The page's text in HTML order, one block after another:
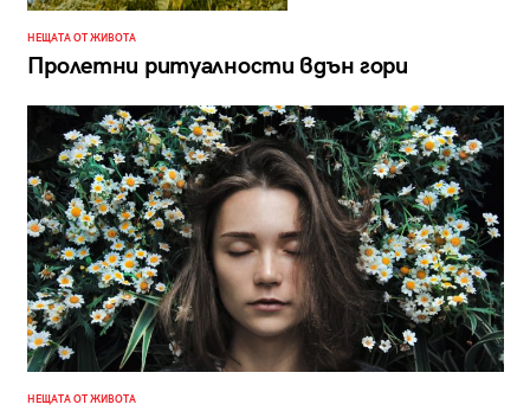
НЕЩАТА ОТ ЖИВОТА
Пролетни ритуалности вдън гори
НЕЩАТА ОТ ЖИВОТА